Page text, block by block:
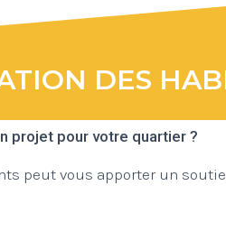
DES
projet pour votre quartier ?
peut vous apporter un